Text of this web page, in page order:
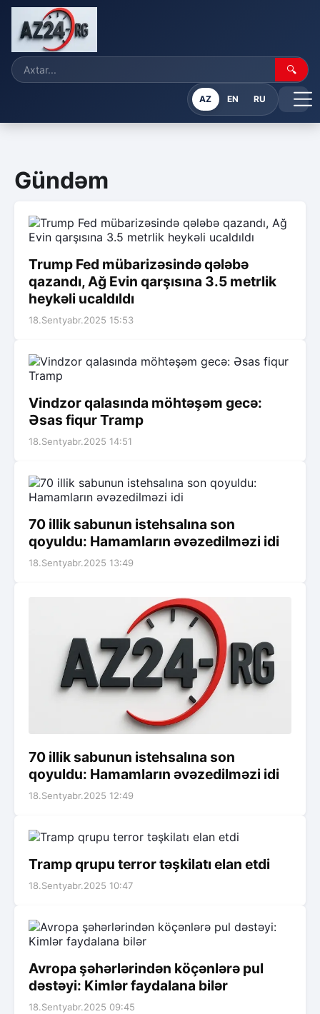
🔍
AZ EN RU
Gündəm
Trump Fed mübarizəsində qələbə
qazandı, Ağ Evin qarşısına 3.5 metrlik
heykəli ucaldıldı
18.Sentyabr.2025 15:53
Vindzor qalasında möhtəşəm gecə:
Əsas fiqur Tramp
18.Sentyabr.2025 14:51
70 illik sabunun istehsalına son
qoyuldu: Hamamların əvəzedilməzi idi
18.Sentyabr.2025 13:49
70 illik sabunun istehsalına son
qoyuldu: Hamamların əvəzedilməzi idi
18.Sentyabr.2025 12:49
Tramp qrupu terror təşkilatı elan etdi
18.Sentyabr.2025 10:47
Avropa şəhərlərindən köçənlərə pul
dəstəyi: Kimlər faydalana bilər
18.Sentyabr.2025 09:45